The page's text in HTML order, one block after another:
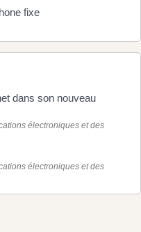
fixe
dans son nouveau
électroniques et des
électroniques et des